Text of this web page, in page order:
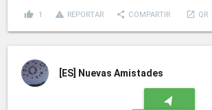
thumb_up 1 report_problem REPORTAR share COMPARTIR launch QR
[ES] Nuevas Amistades
navigation